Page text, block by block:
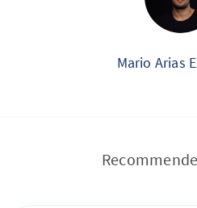
Mario Arias